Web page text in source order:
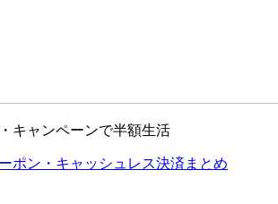
キャンペーンで半額生活
ポン・キャッシュレス決済まとめ